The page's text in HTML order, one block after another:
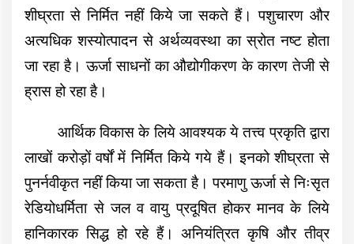
शीघ्रता से निर्मित नहीं किये जा सकते हैं। पशुचारण और
अत्यधिक शस्योत्पादन से अर्थव्यवस्था का स्रोत नष्ट होता
जा रहा है। ऊर्जा साधनों का औद्योगीकरण के कारण तेजी से
ह्रास हो रहा है।
आर्थिक विकास के लिये आवश्यक ये तत्त्व प्रकृति द्वारा
लाखों करोड़ों वर्षों में निर्मित किये गये हैं। इनको शीघ्रता से
पुनर्नवीकृत नहीं किया जा सकता है। परमाणु ऊर्जा से निःसृत
रेडियोधर्मिता से जल व वायु प्रदूषित होकर मानव के लिये
हानिकारक सिद्ध हो रहे हैं। अनियंत्रित कृषि और तीव्र